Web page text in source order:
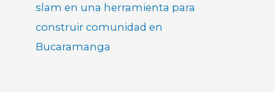
slam en una herramienta para
construir comunidad en
Bucaramanga